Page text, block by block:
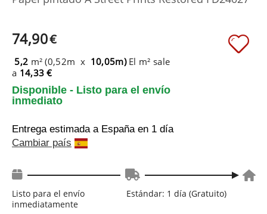
74,90€
5,2 m² (0,52m x 10,05m) El m² sale
a 14,33 €
Disponible - Listo para el envío
inmediato
Entrega estimada a España en 1 día
Cambiar país
Listo para el envío
inmediatamente
Estándar: 1 día (Gratuito)